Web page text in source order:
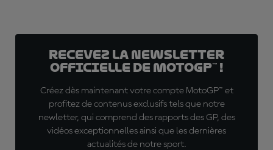
Recevez la Newsletter
officielle de MotoGP™ !
Créez dès maintenant votre compte MotoGP™ et
profitez de contenus exclusifs tels que notre
newletter, qui comprend des rapports des GP, des
vidéos exceptionnelles ainsi que les dernières
actualités de notre sport.